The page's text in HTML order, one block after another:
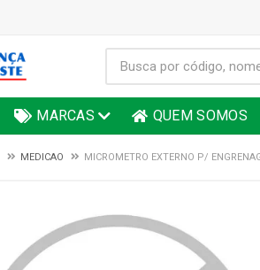
MARCAS QUEM SOMOS
MEDICAO MICROMETRO EXTERNO P/